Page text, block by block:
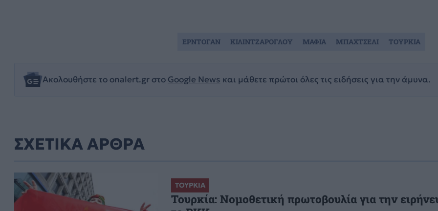
Ακολουθήστε το onalert.gr στο Google News και μάθετε πρώτοι όλες τις ειδήσεις για την άμυνα.
ΕΡΝΤΟΓΑΝ ΚΙΛΙΝΤΖΑΡΟΓΛΟΥ ΜΑΦΙΑ ΜΠΑΧΤΣΕΛΙ ΤΟΥΡΚΙΑ
ΣΧΕΤΙΚΑ ΑΡΘΡΑ
ΤΟΥΡΚΙΑ
Τουρκία: Νομοθετική πρωτοβουλία για την